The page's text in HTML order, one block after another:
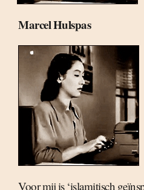
Marcel Hulspas
Voor mij is ‘islamitisch